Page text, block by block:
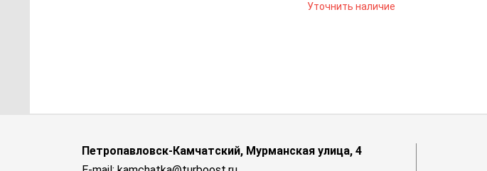
Уточнить наличие
Петропавловск-Камчатский, Мурманская улица, 4